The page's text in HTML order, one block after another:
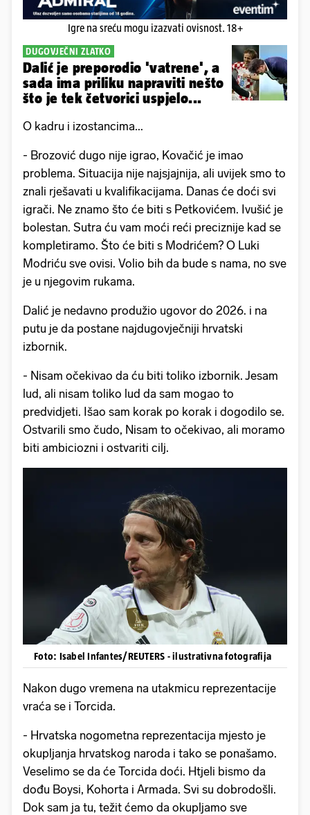
Igre na sreću mogu izazvati ovisnost. 18+
DUGOVJEČNI ZLATKO
Dalić je preporodio 'vatrene', a
sada ima priliku napraviti nešto
što je tek četvorici uspjelo...
O kadru i izostancima...
- Brozović dugo nije igrao, Kovačić je imao
problema. Situacija nije najsjajnija, ali uvijek smo to
znali rješavati u kvalifikacijama. Danas će doći svi
igrači. Ne znamo što će biti s Petkovićem. Ivušić je
bolestan. Sutra ću vam moći reći preciznije kad se
kompletiramo. Što će biti s Modrićem? O Luki
Modriću sve ovisi. Volio bih da bude s nama, no sve
je u njegovim rukama.
Dalić je nedavno produžio ugovor do 2026. i na
putu je da postane najdugovječniji hrvatski
izbornik.
- Nisam očekivao da ću biti toliko izbornik. Jesam
lud, ali nisam toliko lud da sam mogao to
predvidjeti. Išao sam korak po korak i dogodilo se.
Ostvarili smo čudo, Nisam to očekivao, ali moramo
biti ambiciozni i ostvariti cilj.
Foto: Isabel Infantes/REUTERS - ilustrativna fotografija
Nakon dugo vremena na utakmicu reprezentacije
vraća se i Torcida.
- Hrvatska nogometna reprezentacija mjesto je
okupljanja hrvatskog naroda i tako se ponašamo.
Veselimo se da će Torcida doći. Htjeli bismo da
dođu Boysi, Kohorta i Armada. Svi su dobrodošli.
Dok sam ja tu, težit ćemo da okupljamo sve